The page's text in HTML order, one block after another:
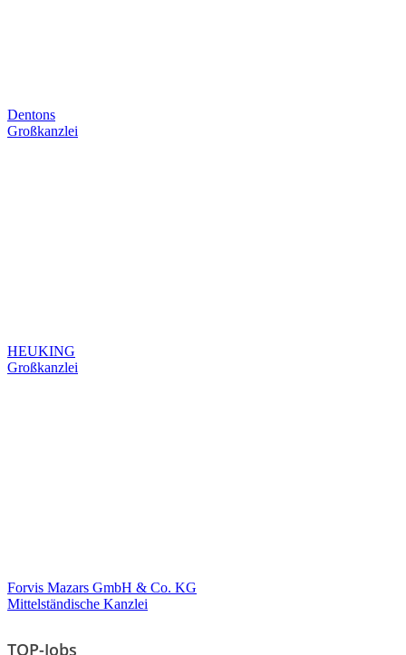
Dentons
Großkanzlei
HEUKING
Großkanzlei
Forvis Mazars GmbH & Co. KG
Mittelständische Kanzlei
TOP-Jobs